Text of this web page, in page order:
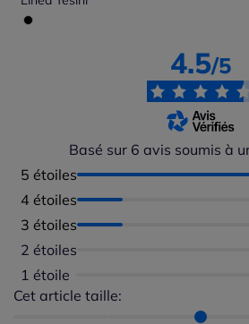
4.5/5
Basé sur 6 avis soumis à
5 étoiles
4 étoiles
3 étoiles
2 étoiles
1 étoile
Cet article taille:
Répartition du taillant selon les avis
Taille normalement : 100%